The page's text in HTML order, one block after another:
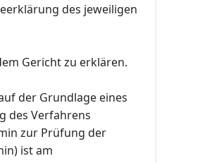
des jeweiligen
Gericht zu erklären.
der Grundlage eines
des Verfahrens
zur Prüfung der
ist am